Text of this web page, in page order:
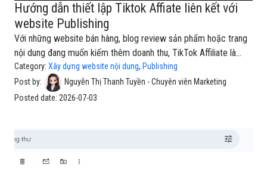
Hướng dẫn thiết lập Tiktok Affiate liên kết với
website Publishing
Với những website bán hàng, blog review sản phẩm hoặc trang
nội dung đang muốn kiếm thêm doanh thu, TikTok Affiliate là
một kênh rất đáng để tận dụng.Thay vì chỉ để người đọc xem
nội dung rồi rời đi, bạn có thể dẫn họ đến sản phẩm phù hợp
trên TikTok Shop thông qua link Affiliate. Khi người dùng nhấp
thường hiểu nhầm rằng “liên kết TikTok Affiliate với website” là
quá trình này gồm nhiều bước: chuẩn bị tài kh
Category: Xây dựng website nội dung, Publishing
Post by:
Nguyễn Thị Thanh Tuyền - Chuyên viên Marketing
Posted date: 2026-07-03